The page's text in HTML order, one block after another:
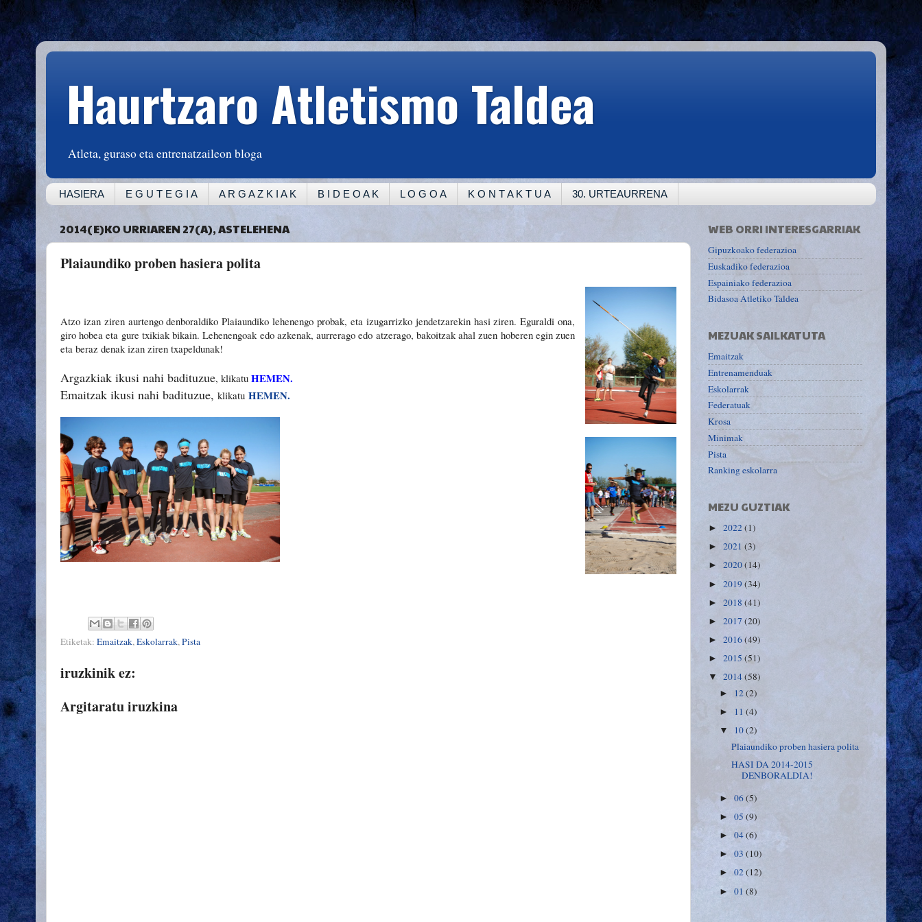
Haurtzaro Atletismo Taldea
Atleta, guraso eta entrenatzaileon bloga
HASIERA E G U T E G I A A R G A Z K I A K B I D E O A K L O G O A K O N T A K T U A 30. URTEAURRENA
2014(E)KO URRIAREN 27(A), ASTELEHENA
Plaiaundiko proben hasiera polita
Atzo izan ziren aurtengo denboraldiko Plaiaundiko lehenengo probak, eta izugarrizko jendetzarekin hasi ziren. Eguraldi ona,
giro hobea eta gure txikiak bikain. Lehenengoak edo azkenak, aurrerago edo atzerago, bakoitzak ahal zuen hoberen egin zuen
eta beraz denak izan ziren txapeldunak!
Argazkiak ikusi nahi badituzue, klikatu HEMEN.
Emaitzak ikusi nahi badituzue, klikatu HEMEN.
Etiketak: Emaitzak,Eskolarrak,Pista
iruzkinik ez:
Argitaratu iruzkina
WEB ORRI INTERESGARRIAK
Gipuzkoako federazioa
Euskadiko federazioa
Espainiako federazioa
Bidasoa Atletiko Taldea
MEZUAK SAILKATUTA
Emaitzak
Entrenamenduak
Eskolarrak
Federatuak
Krosa
Minimak
Pista
Ranking eskolarra
MEZU GUZTIAK
► 2022(1)
► 2021 (3)
► 2020(14)
► 2019(34)
► 2018 (41)
► 2017 (20)
► 2016(49)
► 2015 (51)
▼ 2014(58)
► 12(2)
► 11(4)
▼ 10(2)
Plaiaundiko proben hasiera polita
HASI DA 2014-2015
DENBORALDIA!
►06(5)
►05(9)
►04(6)
►03(10)
►02(12)
►01(8)